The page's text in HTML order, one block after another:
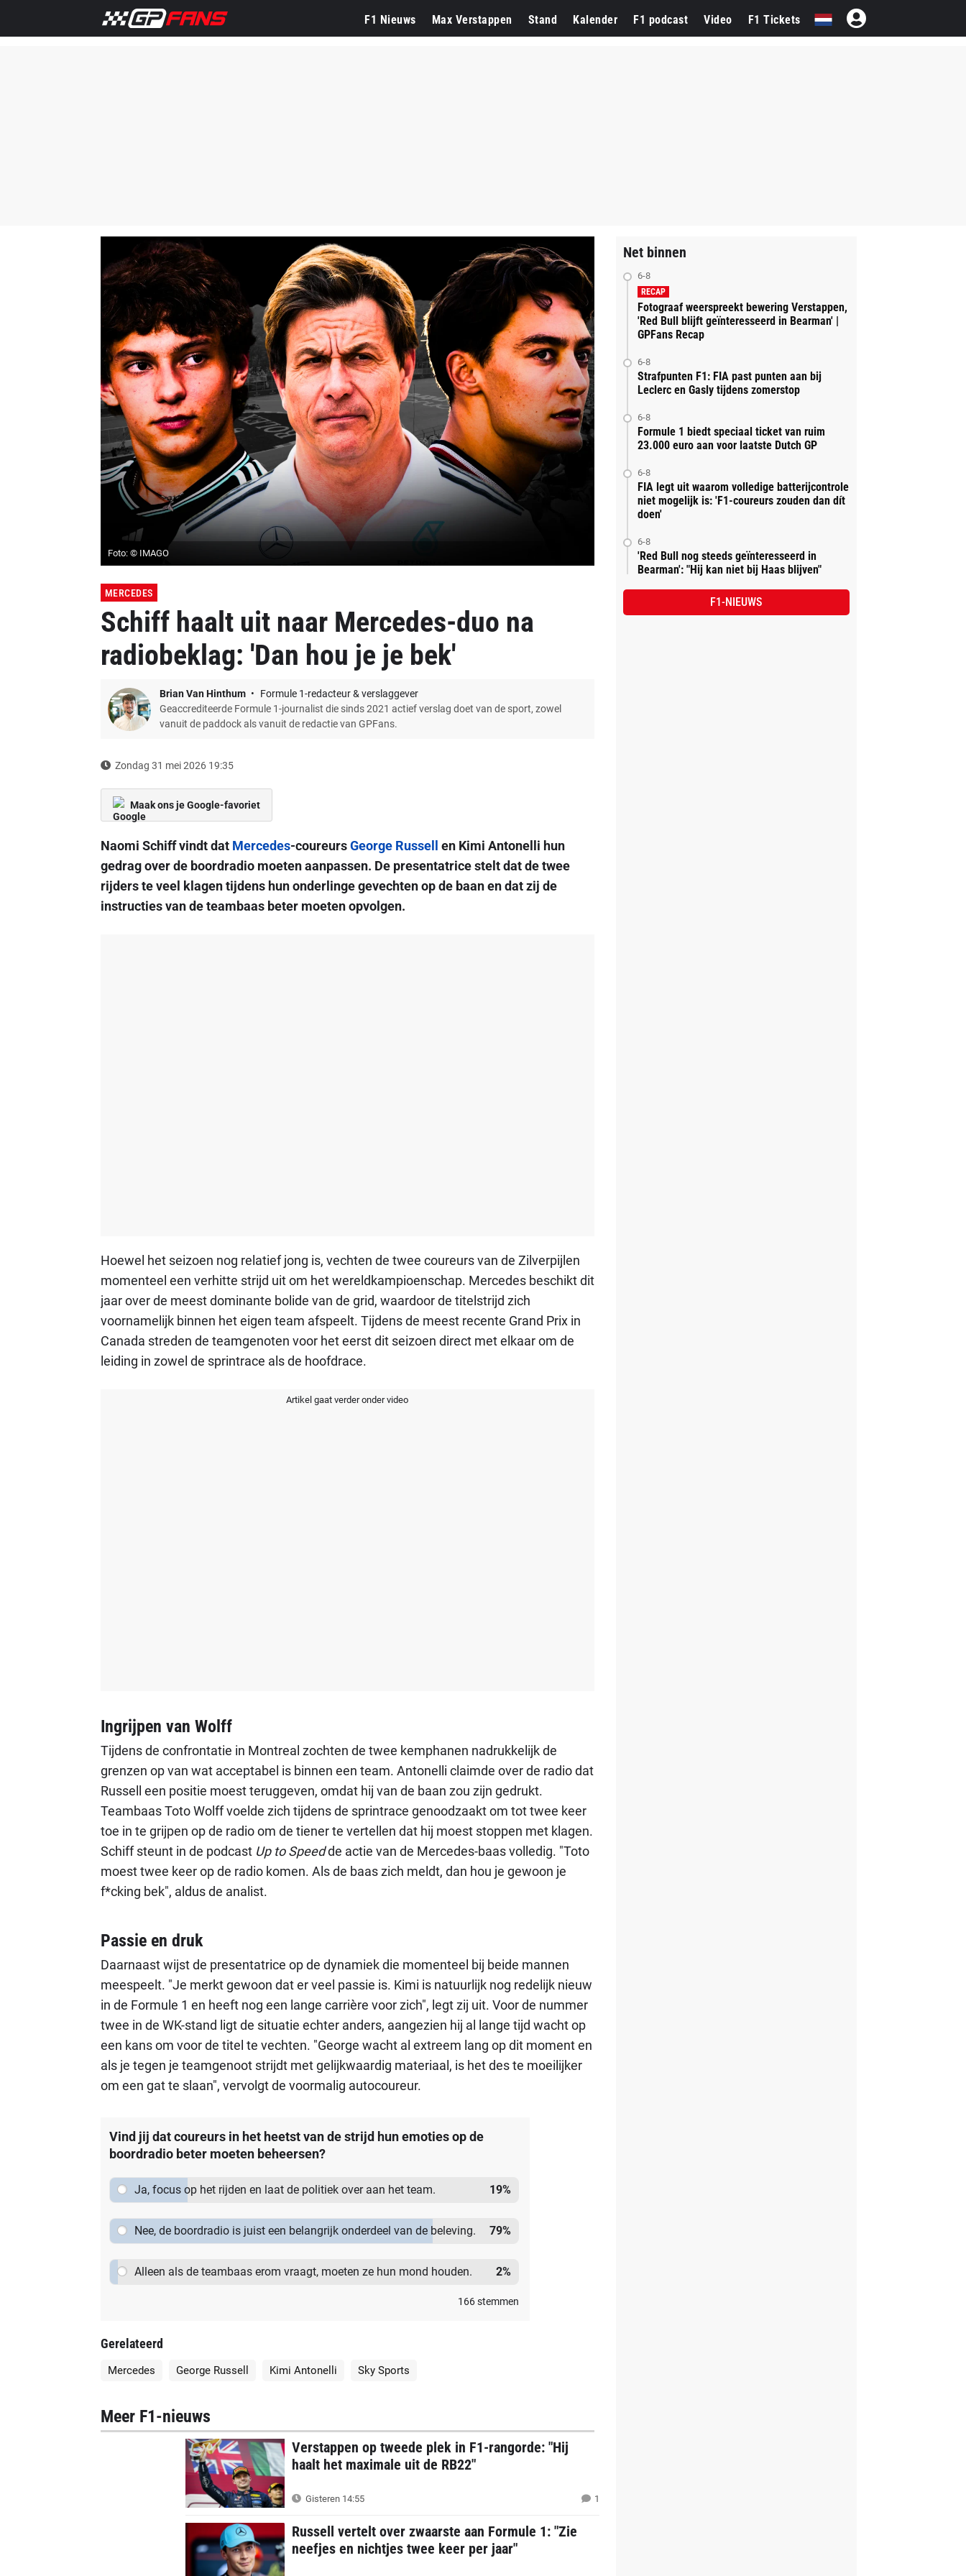
F1 Nieuws Max Verstappen Stand Kalender F1 podcast Video F1 Tickets
Foto: © IMAGO
MERCEDES
Schiff haalt uit naar Mercedes-duo na
radiobeklag: 'Dan hou je je bek'
Brian Van Hinthum
Formule 1-redacteur & verslaggever
Geaccrediteerde Formule 1-journalist die sinds 2021 actief verslag doet van de sport, zowel
vanuit de paddock als vanuit de redactie van GPFans.
Zondag 31 mei 2026 19:35
Maak ons je Google-favoriet
Naomi Schiff vindt dat Mercedes-coureursGeorge Russell
en Kimi Antonelli hun
gedrag over de boordradio moeten aanpassen. De presentatrice stelt dat de twee
rijders te veel klagen tijdens hun onderlinge gevechten op de baan en dat zij de
instructies van de teambaas beter moeten opvolgen.
Hoewel het seizoen nog relatief jong is, vechten de twee coureurs van de Zilverpijlen
momenteel een verhitte strijd uit om het wereldkampioenschap. Mercedes beschikt dit
jaar over de meest dominante bolide van de grid, waardoor de titelstrijd zich
voornamelijk binnen het eigen team afspeelt. Tijdens de meest recente Grand Prix in
Canada streden de teamgenoten voor het eerst dit seizoen direct met elkaar om de
leiding in zowel de sprintrace als de hoofdrace.
Artikel gaat verder onder video
Ingrijpen van Wolff
Tijdens de confrontatie in Montreal zochten de twee kemphanen nadrukkelijk de
grenzen op van wat acceptabel is binnen een team. Antonelli claimde over de radio dat
Russell een positie moest teruggeven, omdat hij van de baan zou zijn gedrukt.
Teambaas Toto Wolff voelde zich tijdens de sprintrace genoodzaakt om tot twee keer
toe in te grijpen op de radio om de tiener te vertellen dat hij moest stoppen met klagen.
Schiff steunt in de podcast Up to Speedde actie van de Mercedes-baas volledig. "Toto
moest twee keer op de radio komen. Als de baas zich meldt, dan hou je gewoon je
f*cking bek", aldus de analist.
Passie en druk
Daarnaast wijst de presentatrice op de dynamiek die momenteel bij beide mannen
meespeelt. "Je merkt gewoon dat er veel passie is. Kimi is natuurlijk nog redelijk nieuw
in de Formule 1 en heeft nog een lange carrière voor zich", legt zij uit. Voor de nummer
twee in de WK-stand ligt de situatie echter anders, aangezien hij al lange tijd wacht op
een kans om voor de titel te vechten. "George wacht al extreem lang op dit moment en
als je tegen je teamgenoot strijdt met gelijkwaardig materiaal, is het des te moeilijker
om een gat te slaan", vervolgt de voormalig autocoureur.
Vind jij dat coureurs in het heetst van de strijd hun emoties op de
boordradio beter moeten beheersen?
Ja, focus op het rijden en laat de politiek over aan het team. 19%
Nee, de boordradio is juist een belangrijk onderdeel van de beleving. 79%
Alleen als de teambaas erom vraagt, moeten ze hun mond houden. 2%
166stemmen
Gerelateerd
Mercedes George Russell Kimi Antonelli Sky Sports
Meer F1-nieuws
Verstappen op tweede plek in F1-rangorde: "Hij
haalt het maximale uit de RB22"
Gisteren 14:55 1
Russell vertelt over zwaarste aan Formule 1: "Zie
neefjes en nichtjes twee keer per jaar"
Net binnen
6-8
RECAP
Fotograaf weerspreekt bewering Verstappen,
'Red Bull blijft geïnteresseerd in Bearman' |
GPFans Recap
6-8
Strafpunten F1: FIA past punten aan bij
Leclerc en Gasly tijdens zomerstop
6-8
Formule 1 biedt speciaal ticket van ruim
23.000 euro aan voor laatste Dutch GP
6-8
FIA legt uit waarom volledige batterijcontrole
niet mogelijk is: 'F1-coureurs zouden dan dít
doen'
6-8
'Red Bull nog steeds geïnteresseerd in
Bearman': "Hij kan niet bij Haas blijven"
F1-NIEUWS